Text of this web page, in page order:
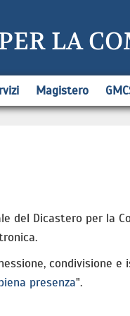
LA
Magistero
del Dicastero per la
condivisione
presenza".